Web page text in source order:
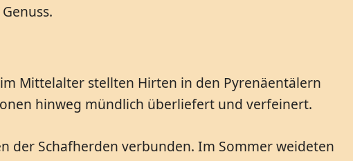
Mittelalter stellten Hirten in den Pyrenäentälern
hinweg mündlich überliefert und verfeinert.
der Schafherden verbunden. Im Sommer weideten